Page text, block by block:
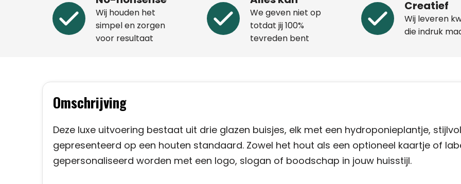
Wij houden het
simpel en zorgen
voor resultaat
We geven niet op
totdat jij 100%
tevreden bent
Creatief
Wij leveren
die indruk
Omschrijving
Deze luxe uitvoering bestaat uit drie glazen buisjes, elk met een hydroponieplantje, stijlvol
gepresenteerd op een houten standaard. Zowel het hout als een optioneel kaartje of
gepersonaliseerd worden met een logo, slogan of boodschap in jouw huisstijl.